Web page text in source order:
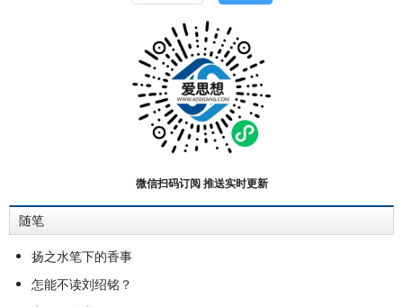
才子。主要著作有《这一代的事》
《跟中国的梦赛跑》《文字是肉做
的》《旧时月色》《故事》《今朝风
日好》等。他的散文充满书卷气息，
又十分讲究文字的锤炼和意境的捕
捉，个人风格特别鲜明。
微信扫码订阅 推送实时更新
随笔
扬之水笔下的香事
怎能不读刘绍铭？